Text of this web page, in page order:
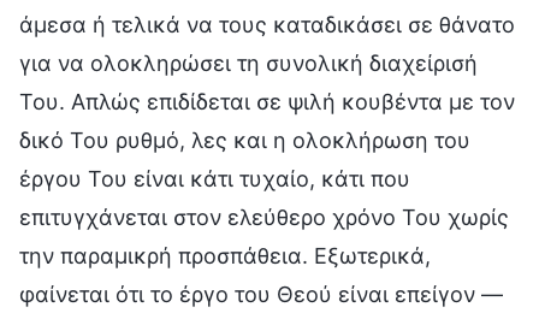
άμεσα ή τελικά να τους καταδικάσει σε θάνατο
για να ολοκληρώσει τη συνολική διαχείρισή
Του. Απλώς επιδίδεται σε ψιλή κουβέντα με τον
δικό Του ρυθμό, λες και η ολοκλήρωση του
έργου Του είναι κάτι τυχαίο, κάτι που
επιτυγχάνεται στον ελεύθερο χρόνο Του χωρίς
την παραμικρή προσπάθεια. Εξωτερικά,
φαίνεται ότι το έργο του Θεού είναι επείγον —